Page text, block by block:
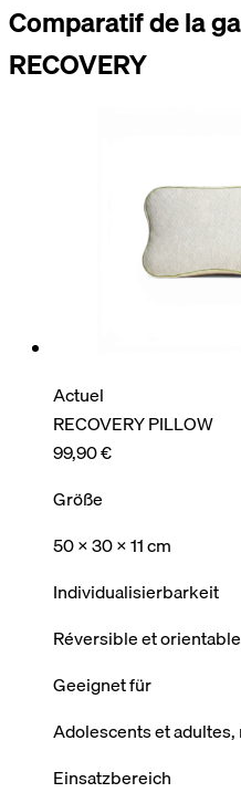
Comparatif de la
RECOVERY
Actuel
RECOVERY PILLOW
99,90 €
Größe
50 x 30 x 11 cm
Individualisierbarkeit
Réversible et orientable
Geeignet für
Adolescents et
Einsatzbereich